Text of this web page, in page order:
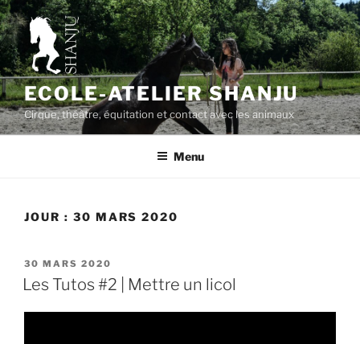
Aller
au
contenu
principal
ECOLE-ATELIER SHANJU
Cirque, théâtre, équitation et contact avec les animaux
Menu
JOUR : 30 MARS 2020
PUBLIÉ
LE
30 MARS 2020
Les Tutos #2 | Mettre un licol